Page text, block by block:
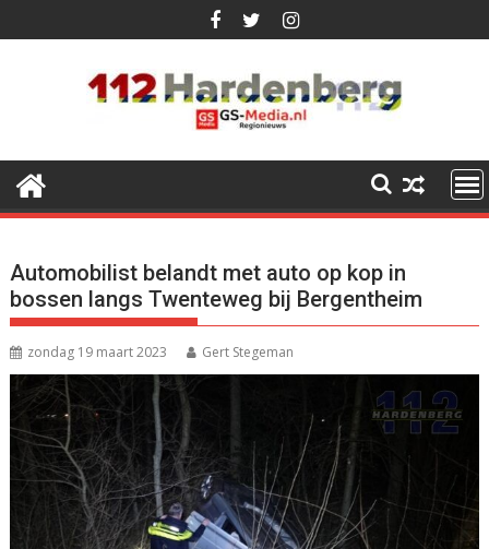
naar
Automobilist belandt met auto op kop in
bossen langs Twenteweg bij Bergentheim
zondag 19 maart 2023 Gert Stegeman